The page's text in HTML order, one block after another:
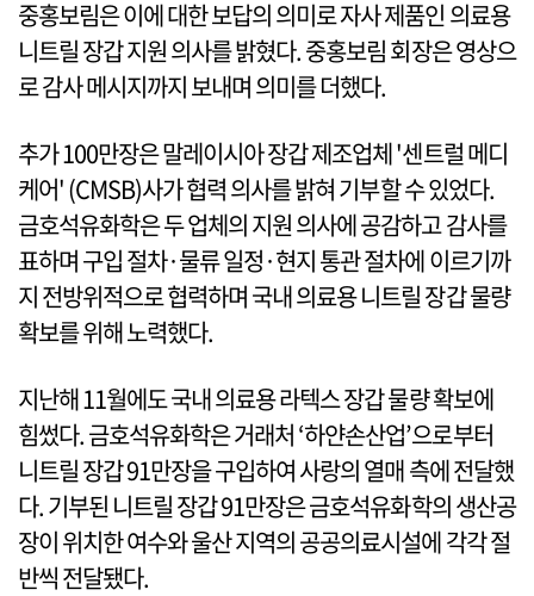
중홍보림은 이에 대한 보답의 의미로 자사 제품인 의료용
니트릴 장갑 지원 의사를 밝혔다. 중홍보림 회장은 영상으
로 감사 메시지까지 보내며 의미를 더했다.
추가 100만장은 말레이시아 장갑 제조업체 '센트럴 메디
케어' (CMSB)사가 협력 의사를 밝혀 기부할 수 있었다.
금호석유화학은 두 업체의 지원 의사에 공감하고 감사를
표하며 구입 절차·물류 일정·현지 통관 절차에 이르기까
지 전방위적으로 협력하며 국내 의료용 니트릴 장갑 물량
확보를 위해 노력했다.
지난해 11월에도 국내 의료용 라텍스 장갑 물량 확보에
힘썼다. 금호석유화학은 거래처 ‘하얀손산업’으로부터
니트릴 장갑 91만장을 구입하여 사랑의 열매 측에 전달했
다. 기부된 니트릴 장갑 91만장은 금호석유화학의 생산공
장이 위치한 여수와 울산 지역의 공공의료시설에 각각 절
반씩 전달됐다.